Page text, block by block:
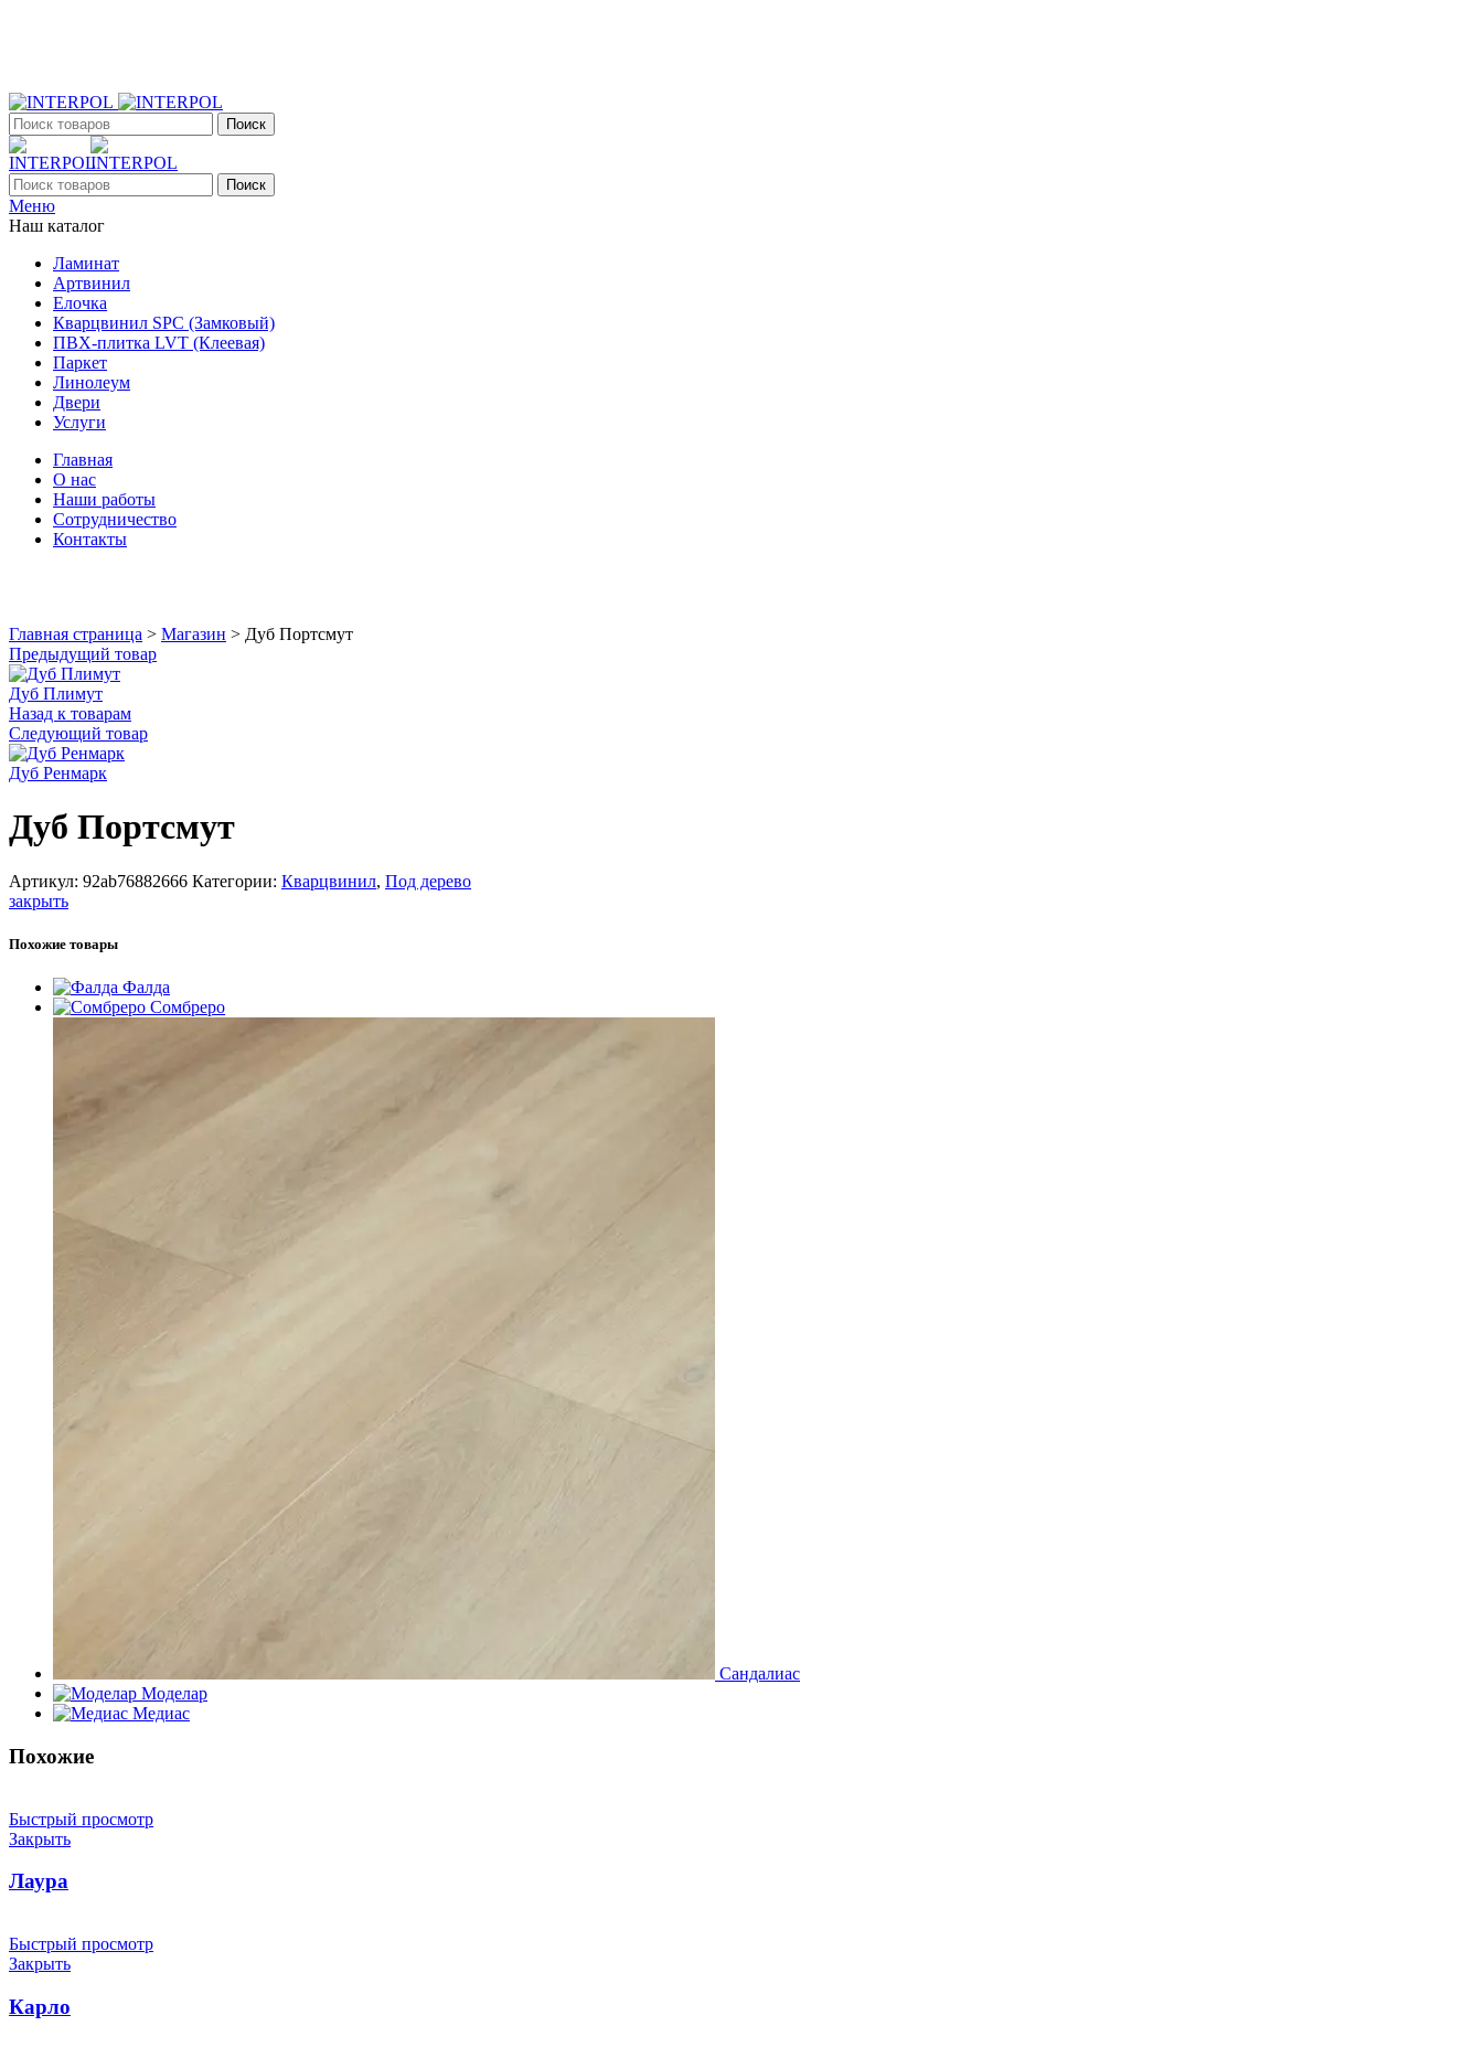
Поиск
Поиск
Меню
Наш каталог
Ламинат
Артвинил
Елочка
Кварцвинил SPC (Замковый)
ПВХ-плитка LVT (Клеевая)
Паркет
Линолеум
Двери
Услуги
Главная
О нас
Наши работы
Сотрудничество
Контакты
Главная страница > Магазин > Дуб Портсмут
Предыдущий товар
Дуб Плимут
Назад к товарам
Следующий товар
Дуб Ренмарк
Дуб Портсмут
Артикул: 92ab76882666 Категории: Кварцвинил, Под дерево
закрыть
Похожие товары
Фалда
Сомбреро
Сандалиас
Моделар
Медиас
Похожие
Быстрый просмотр
Закрыть
Лаура
Быстрый просмотр
Закрыть
Карло